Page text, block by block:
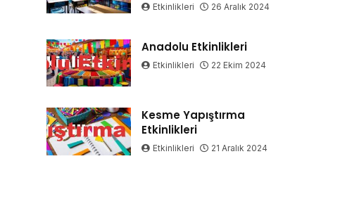
Etkinlikleri 26 Aralık 2024
Anadolu Etkinlikleri
Etkinlikleri 22 Ekim 2024
Kesme Yapıştırma
Etkinlikleri
Etkinlikleri 21 Aralık 2024